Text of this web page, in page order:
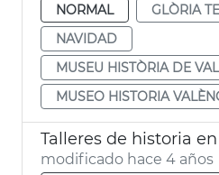
NORMAL
GLÒRIA
NAVIDAD
MUSEU HISTÒRIA DE
MUSEO HISTORIA
Talleres de historia
modificado hace 4 años